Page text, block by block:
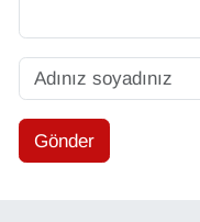
Gönder